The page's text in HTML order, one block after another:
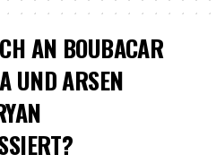
AN BOUBACAR
UND ARSEN